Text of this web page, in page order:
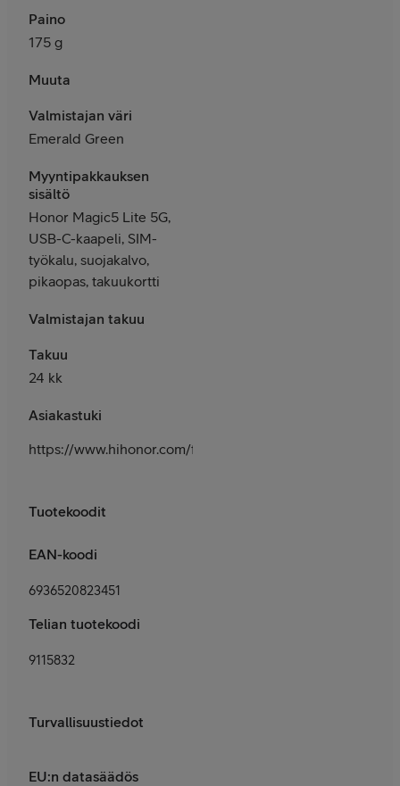
Paino
175 g
Muuta
Valmistajan väri
Emerald Green
Myyntipakkauksen
sisältö
Honor Magic5 Lite 5G,
USB-C-kaapeli, SIM-
työkalu, suojakalvo,
pikaopas, takuukortti
Valmistajan takuu
Takuu
24 kk
Asiakastuki
https://www.hihonor.com/fi/support/
Tuotekoodit
EAN-koodi
6936520823451
Telian tuotekoodi
9115832
Turvallisuustiedot
EU:n datasäädös